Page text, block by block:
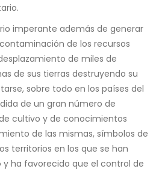
imperante además de generar
de los recursos
de miles de
de sus tierras destruyendo su
sobre todo en los países del
de un gran número de
cultivo y de conocimientos
de las mismas, símbolos de
territorios en los que se han
ha favorecido que el control de